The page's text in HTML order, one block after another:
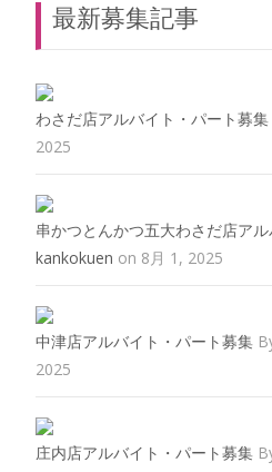
最新募集記事
わさだ店アルバイト・パート募集
2025
串かつとんかつ五大わさだ店ア
kankokuen on 8月 1, 2025
中津店アルバイト・パート募集
2025
庄内店アルバイト・パート募集